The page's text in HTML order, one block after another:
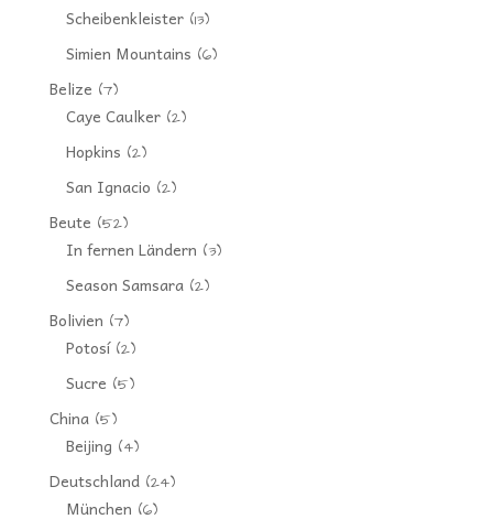
Scheibenkleister(13)
Simien Mountains (6)
Belize (7)
Caye Caulker(2)
Hopkins (2)
San Ignacio (2)
Beute (52)
In fernen Ländern (3)
Season Samsara(2)
Bolivien (7)
Potosí(2)
Sucre (5)
China(5)
Beijing (4)
Deutschland(24)
München (6)